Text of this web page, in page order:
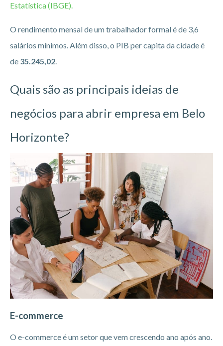
Estatística (IBGE).
O rendimento mensal de um trabalhador formal é de 3,6
salários mínimos. Além disso, o PIB per capita da cidade é
de 35.245,02.
Quais são as principais ideias de
negócios para abrir empresa em Belo
Horizonte?
E-commerce
O e-commerce é um setor que vem crescendo ano após ano.